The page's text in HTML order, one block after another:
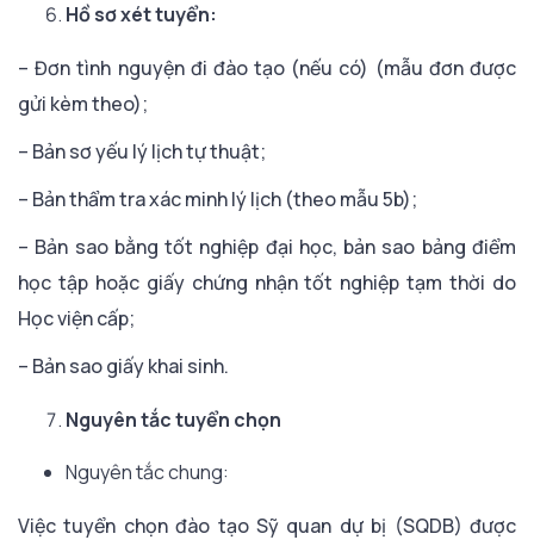
Hồ sơ xét tuyển:
– Đơn tình nguyện đi đào tạo (nếu có) (mẫu đơn được
gửi kèm theo);
– Bản sơ yếu lý lịch tự thuật;
– Bản thẩm tra xác minh lý lịch (theo mẫu 5b);
– Bản sao bằng tốt nghiệp đại học, bản sao bảng điểm
học tập hoặc giấy chứng nhận tốt nghiệp tạm thời do
Học viện cấp;
– Bản sao giấy khai sinh.
Nguyên tắc tuyển chọn
Nguyên tắc chung:
Việc tuyển chọn đào tạo Sỹ quan dự bị (SQDB) được